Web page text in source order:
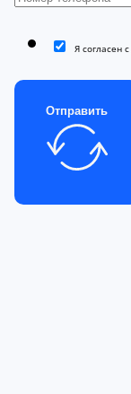
Я согласен с
Отправить